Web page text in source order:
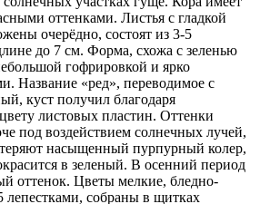
оттенками. Листья с гладкой
очерёдно, состоят из 3-5
до 7 см. Форма, схожа с зеленью
гофрировкой и ярко
Название «ред», переводимое с
куст получил благодаря
листовых пластин. Оттенки
под воздействием солнечных лучей,
насыщенный пурпурный колер,
в зеленый. В осенний период
оттенок. Цветы мелкие, бледно-
лепестками, собраны в щитках